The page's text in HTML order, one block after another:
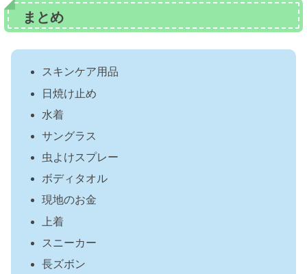
まとめ
スキンケア用品
日焼け止め
水着
サングラス
虫よけスプレー
ボディタオル
現地のお金
上着
スニーカー
長ズボン